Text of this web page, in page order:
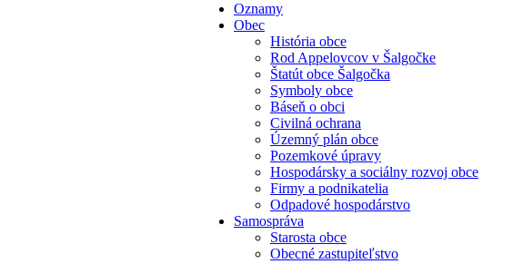
Oznamy
Obec
História obce
Rod Appelovcov v Šalgočke
Štatút obce Šalgočka
Symboly obce
Báseň o obci
Civilná ochrana
Územný plán obce
Pozemkové úpravy
Hospodársky a sociálny rozvoj obce
Firmy a podnikatelia
Odpadové hospodárstvo
Samospráva
Starosta obce
Obecné zastupiteľstvo